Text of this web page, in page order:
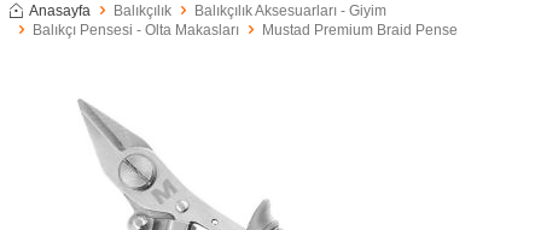
Anasayfa Balıkçılık
Balıkçılık Aksesuarları - Giyim
Balıkçı Pensesi - Olta Makasları
Mustad Premium Braid Pense